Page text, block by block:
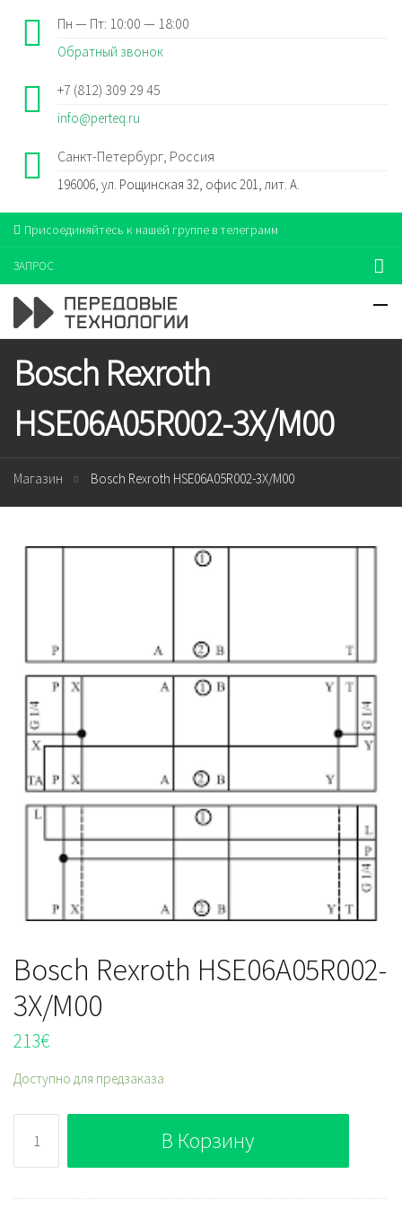
Пн — Пт: 10:00 — 18:00
Обратный звонок
+7 (812) 309 29 45
info@perteq.ru
Санкт-Петербург, Россия
196006, ул. Рощинская 32, офис 201, лит. А.
Присоединяйтесь к нашей группе в телеграмм
ЗАПРОС
Bosch Rexroth
HSE06A05R002-3X/M00
Магазин Bosch Rexroth HSE06A05R002-3X/M00
Bosch Rexroth HSE06A05R002-
3X/M00
213€
Доступно для предзаказа
Bosch
Rexroth
HSE06A05R002-
В Корзину